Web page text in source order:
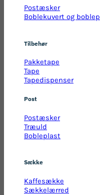
Postæsker
Boblekuvert og
Tilbehør
Pakketape
Tape
Tapedispenser
Post
Postæsker
Træuld
Bobleplast
Sække
Kaffesække
Sækkelærred